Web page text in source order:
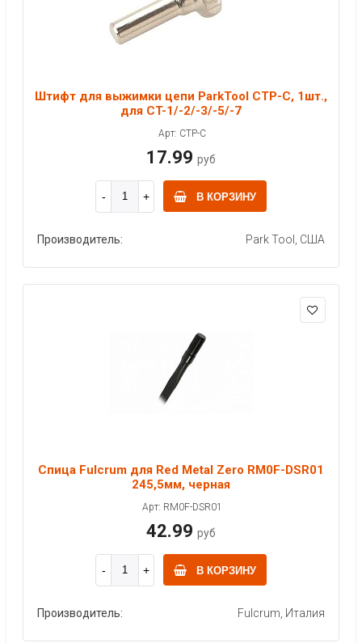
Штифт для выжимки цепи ParkTool CTP-C, 1шт.,
для CT-1/-2/-3/-5/-7
Арт: CTP-C
17.99 руб
В КОРЗИНУ
Производитель: Park Tool, США
Спица Fulcrum для Red Metal Zero RM0F-DSR01
245,5мм, черная
Арт: RM0F-DSR01
42.99 руб
В КОРЗИНУ
Производитель: Fulcrum, Италия